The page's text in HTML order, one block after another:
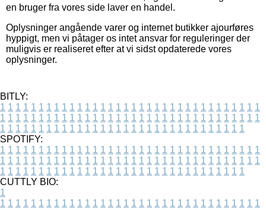
en bruger fra vores side laver en handel.
Oplysninger angående varer og internet butikker ajourføres
hyppigt, men vi påtager os intet ansvar for reguleringer der
muligvis er realiseret efter at vi sidst opdaterede vores
oplysninger.
BITLY:
1 1 1 1 1 1 1 1 1 1 1 1 1 1 1 1 1 1 1 1 1 1 1 1 1 1 1 1 1 1 1 1 1 1
1 1 1 1 1 1 1 1 1 1 1 1 1 1 1 1 1 1 1 1 1 1 1 1 1 1 1 1 1 1 1 1 1 1
1 1 1 1 1 1 1 1 1 1 1 1 1 1 1 1 1 1 1 1 1 1 1 1 1 1 1 1 1 1 1 1
SPOTIFY:
1 1 1 1 1 1 1 1 1 1 1 1 1 1 1 1 1 1 1 1 1 1 1 1 1 1 1 1 1 1 1 1 1 1
1 1 1 1 1 1 1 1 1 1 1 1 1 1 1 1 1 1 1 1 1 1 1 1 1 1 1 1 1 1 1 1 1 1
1 1 1 1 1 1 1 1 1 1 1 1 1 1 1 1 1 1 1 1 1 1 1 1 1 1 1 1 1 1 1 1
CUTTLY BIO:
1
1 1 1 1 1 1 1 1 1 1 1 1 1 1 1 1 1 1 1 1 1 1 1 1 1 1 1 1 1 1 1 1 1 1